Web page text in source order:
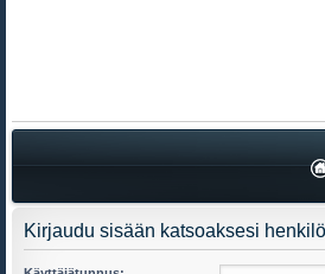
Kirjaudu sisään katsoaksesi